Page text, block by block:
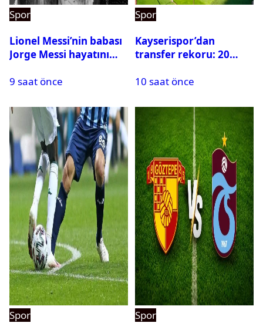
Spor
Lionel Messi’nin babası
Jorge Messi hayatını
9 saat önce
Spor
Kayserispor’dan
transfer rekoru: 20
10 saat önce
Spor
Spor